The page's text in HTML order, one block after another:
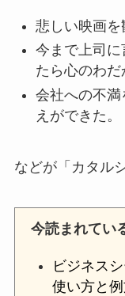
悲しい映画を
今まで上司
たら心のわだ
会社への不
えができた。
などが「カタル
今読まれてい
ビジネス
使い方と